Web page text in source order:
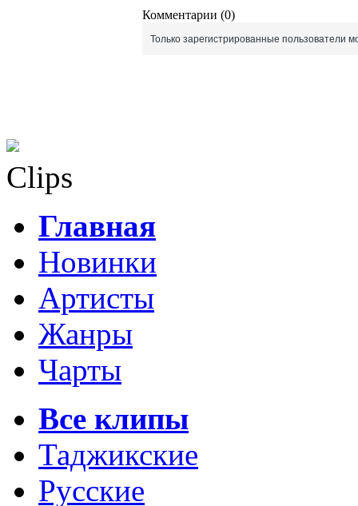
Комментарии (0)
Только зарегистрированные пользователи
Clips
Главная
Новинки
Артисты
Жанры
Чарты
Все клипы
Таджикские
Русские